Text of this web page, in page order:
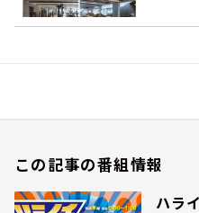
この記事の番組情報
ハラ